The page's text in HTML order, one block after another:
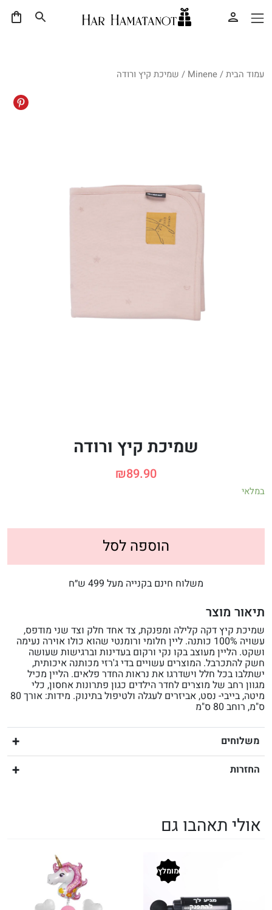
עמוד הבית/
Minene / שמיכת קיץ ורודה
שמיכת קיץ ורודה
₪89.90
במלאי
הוספה לסל
משלוח חינם בקנייה מעל 499 ש״ח
תיאור מוצר
שמיכת קיץ דקה קלילה ומפנקת, צד אחד חלק וצד שני מודפס,
עשויה 100% כותנה. ליין חלומי ורומנטי שהוא כולו אוירה נעימה
ושקט. הליין מעוצב בקו נקי ורקום בעדינות וברגישות שעושה
חשק להתכרבל. המוצרים עשויים בדי ג'רזי מכותנה איכותית,
ישתלבו בכל חלל וישדרגו את נראות החדר פלאים. הליין מכיל
מגוון רחב של מוצרים לחדר הילדים כגון פתרונות אחסון, כלי
מיטה, בייבי- נסט, אביזרים לעגלה ולטיפול בתינוק. מידות: אורך 80
ס"מ, רוחב 80 ס"מ
משלוחים
החזרות
אולי תאהבו גם
מומלץ